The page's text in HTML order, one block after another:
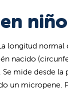
longitud normal
nacido
mide desde la
un micropene.